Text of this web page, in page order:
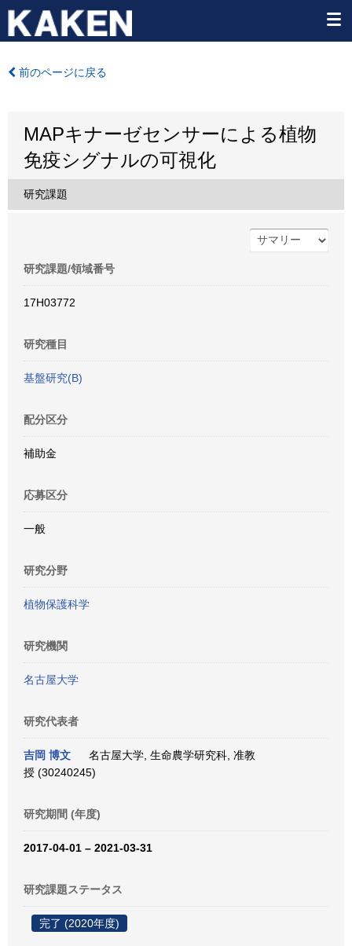
前のページに戻る
MAPキナーゼセンサーによる植物
免疫シグナルの可視化
研究課題
研究課題/領域番号
17H03772
研究種目
基盤研究(B)
配分区分
補助金
応募区分
一般
研究分野
植物保護科学
研究機関
名古屋大学
研究代表者
吉岡 博文
名古屋大学, 生命農学研究科, 准教
授 (30240245)
研究期間 (年度)
2017-04-01 – 2021-03-31
研究課題ステータス
完了 (2020年度)